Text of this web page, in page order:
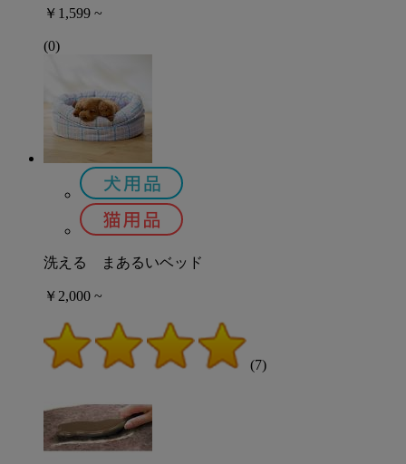
￥1,599 ~
(0)
洗える まあるいベッド
￥2,000 ~
(7)